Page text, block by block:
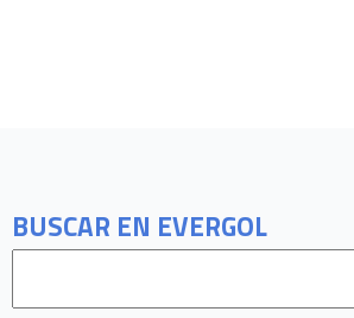
BUSCAR EN EVERGOL